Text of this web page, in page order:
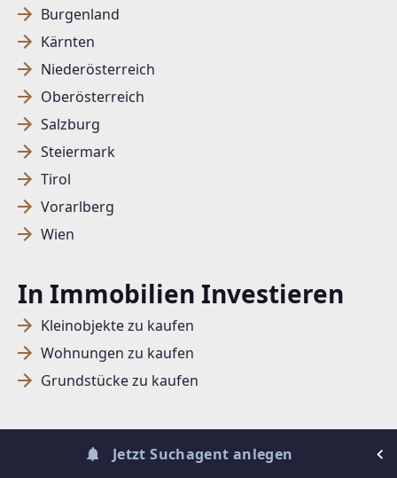
Burgenland
Kärnten
Niederösterreich
Oberösterreich
Salzburg
Steiermark
Tirol
Vorarlberg
Wien
In Immobilien Investieren
Kleinobjekte zu kaufen
Wohnungen zu kaufen
Grundstücke zu kaufen
Jetzt Suchagent anlegen
SUCHAGENT ANLEGEN FÜR DIE
AKTUELLEN SUCHKRITERIEN
Dieser Filter wird viele Treffer erzeugen. Bitte setzen
Sie weitere Filter!
Ich stimme der Verarbeitung meiner Daten, wie
in denDatenschutzbestimmungenbeschrieben,
zu.